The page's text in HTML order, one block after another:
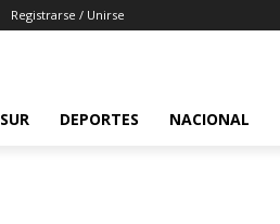
Registrarse / Unirse
DEPORTES NACIONAL